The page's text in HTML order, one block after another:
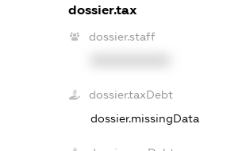
dossier.tax
dossier.staff
dossier.taxDebt
dossier.missingData